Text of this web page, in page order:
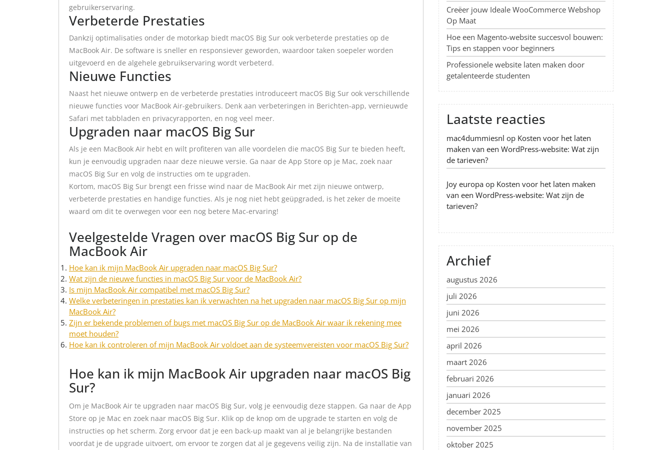
gebruikerservaring.
Verbeterde Prestaties
Dankzij optimalisaties onder de motorkap biedt macOS Big Sur ook verbeterde prestaties op de
MacBook Air. De software is sneller en responsiever geworden, waardoor taken soepeler worden
uitgevoerd en de algehele gebruikservaring wordt verbeterd.
Nieuwe Functies
Naast het nieuwe ontwerp en de verbeterde prestaties introduceert macOS Big Sur ook verschillende
nieuwe functies voor MacBook Air-gebruikers. Denk aan verbeteringen in Berichten-app, vernieuwde
Safari met tabbladen en privacyrapporten, en nog veel meer.
Upgraden naar macOS Big Sur
Als je een MacBook Air hebt en wilt profiteren van alle voordelen die macOS Big Sur te bieden heeft,
kun je eenvoudig upgraden naar deze nieuwe versie. Ga naar de App Store op je Mac, zoek naar
macOS Big Sur en volg de instructies om te upgraden.
Kortom, macOS Big Sur brengt een frisse wind naar de MacBook Air met zijn nieuwe ontwerp,
verbeterde prestaties en handige functies. Als je nog niet hebt geüpgraded, is het zeker de moeite
waard om dit te overwegen voor een nog betere Mac-ervaring!
Veelgestelde Vragen over macOS Big Sur op de
MacBook Air
Hoe kan ik mijn MacBook Air upgraden naar macOS Big Sur?
Wat zijn de nieuwe functies in macOS Big Sur voor de MacBook Air?
Is mijn MacBook Air compatibel met macOS Big Sur?
Welke verbeteringen in prestaties kan ik verwachten na het upgraden naar macOS Big Sur op mijn
MacBook Air?
Zijn er bekende problemen of bugs met macOS Big Sur op de MacBook Air waar ik rekening mee
moet houden?
Hoe kan ik controleren of mijn MacBook Air voldoet aan de systeemvereisten voor macOS Big Sur?
Hoe kan ik mijn MacBook Air upgraden naar macOS Big
Sur?
Om je MacBook Air te upgraden naar macOS Big Sur, volg je eenvoudig deze stappen. Ga naar de App
Store op je Mac en zoek naar macOS Big Sur. Klik op de knop om de upgrade te starten en volg de
instructies op het scherm. Zorg ervoor dat je een back-up maakt van al je belangrijke bestanden
voordat je de upgrade uitvoert, om ervoor te zorgen dat al je gegevens veilig zijn. Na de installatie van
Creëer jouw Ideale WooCommerce Webshop
Op Maat
Hoe een Magento-website succesvol bouwen:
Tips en stappen voor beginners
Professionele website laten maken door
getalenteerde studenten
Laatste reacties
mac4dummiesnl op Kosten voor het laten
maken van een WordPress-website: Wat zijn
de tarieven?
Joy europa op Kosten voor het laten maken
van een WordPress-website: Wat zijn de
tarieven?
Archief
augustus 2026
juli 2026
juni 2026
mei 2026
april 2026
maart 2026
februari 2026
januari 2026
december 2025
november 2025
oktober 2025